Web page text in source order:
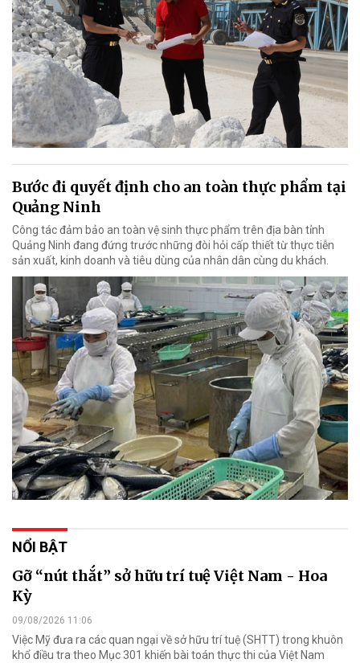
Bước đi quyết định cho an toàn thực phẩm tại
Quảng Ninh
Công tác đảm bảo an toàn vệ sinh thực phẩm trên địa bàn tỉnh
Quảng Ninh đang đứng trước những đòi hỏi cấp thiết từ thực tiễn
sản xuất, kinh doanh và tiêu dùng của nhân dân cùng du khách.
NỔI BẬT
Gỡ “nút thắt” sở hữu trí tuệ Việt Nam - Hoa
Kỳ
09/08/2026 11:06
Việc Mỹ đưa ra các quan ngại về sở hữu trí tuệ (SHTT) trong khuôn
khổ điều tra theo Mục 301 khiến bài toán thực thi của Việt Nam